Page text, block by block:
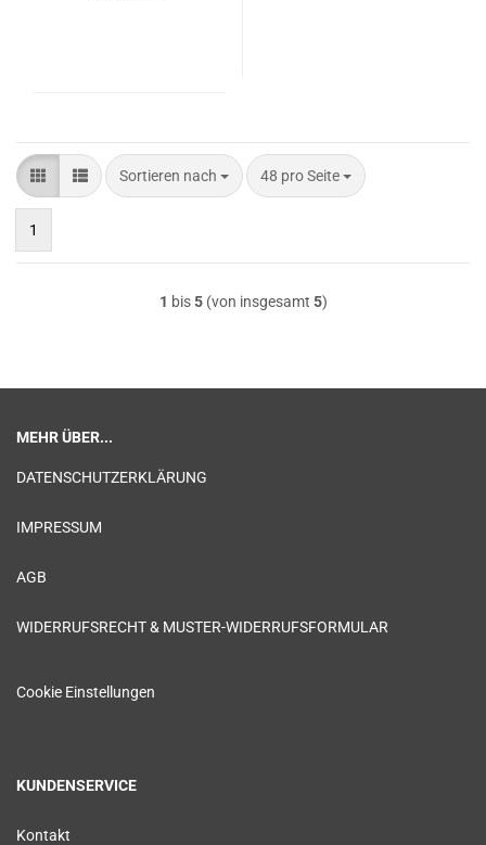
Sortieren nach
Sortieren nach 48 pro Seite
pro Seite
1
1 bis5(von insgesamt 5)
MEHR ÜBER...
DATENSCHUTZERKLÄRUNG
IMPRESSUM
AGB
WIDERRUFSRECHT & MUSTER-WIDERRUFSFORMULAR
Cookie Einstellungen
KUNDENSERVICE
Kontakt